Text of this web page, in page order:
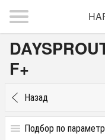
F+
Назад
Подбор по